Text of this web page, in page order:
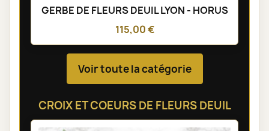
GERBE DE FLEURS DEUIL LYON - HORUS
115,00 €
Voir toute la catégorie
CROIX ET COEURS DE FLEURS DEUIL